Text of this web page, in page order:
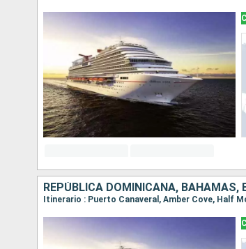
REPÚBLICA DOMINICANA, BAHAMAS,
Itinerario : Puerto Canaveral, Amber Cove, Half